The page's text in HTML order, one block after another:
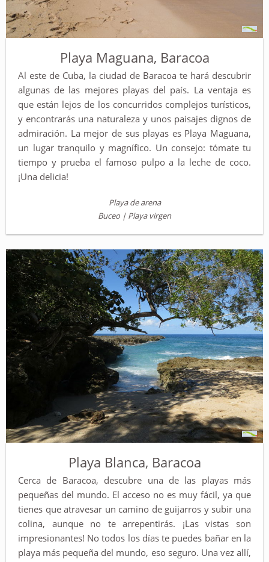
Playa Maguana, Baracoa
Al este de Cuba, la ciudad de Baracoa te hará descubrir
algunas de las mejores playas del país. La ventaja es
que están lejos de los concurridos complejos turísticos,
y encontrarás una naturaleza y unos paisajes dignos de
admiración. La mejor de sus playas es Playa Maguana,
un lugar tranquilo y magnífico. Un consejo: tómate tu
tiempo y prueba el famoso pulpo a la leche de coco.
¡Una delicia!
Playa de arena
Buceo | Playa virgen
Playa Blanca, Baracoa
Cerca de Baracoa, descubre una de las playas más
pequeñas del mundo. El acceso no es muy fácil, ya que
tienes que atravesar un camino de guijarros y subir una
colina, aunque no te arrepentirás. ¡Las vistas son
impresionantes! No todos los días te puedes bañar en la
playa más pequeña del mundo, eso seguro. Una vez allí,